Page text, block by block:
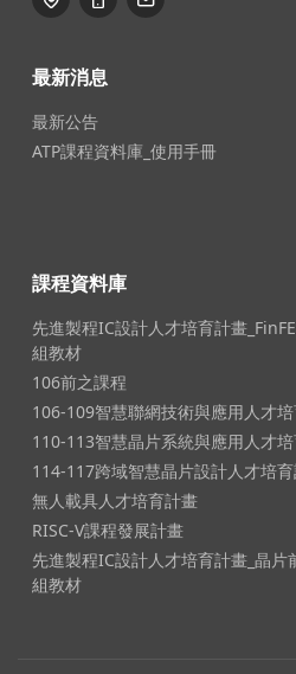
最新消息
最新公告
ATP課程資料庫_使用手冊
課程資料庫
先進製程IC設計人才培育計畫
組教材
106前之課程
106-109智慧聯網技術與應用人才
110-113智慧晶片系統與應用人才
114-117跨域智慧晶片設計人才培
無人載具人才培育計畫
RISC-V課程發展計畫
先進製程IC設計人才培育計畫_晶片
組教材